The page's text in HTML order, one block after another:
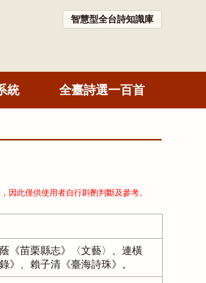
智慧型全台詩知識庫
統 全臺詩選一百首
因此僅供使用者自行斟酌判斷及參考。
《苗栗縣志》〈文藝〉、連橫
》、賴子清《臺海詩珠》。